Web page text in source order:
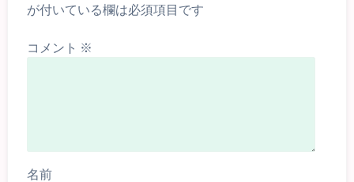
が付いている欄は必須項目です
コメント ※
名前